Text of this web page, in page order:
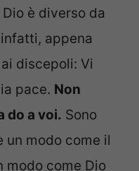
è diverso da
appena
discepoli: Vi
pace. Non
do a voi. Sono
un modo come il
modo come Dio